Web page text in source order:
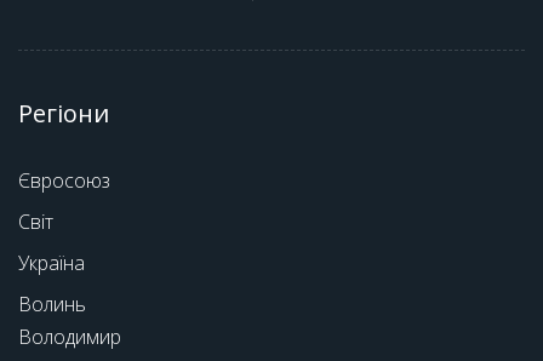
Регіони
Євросоюз
Світ
Україна
Волинь
Володимир